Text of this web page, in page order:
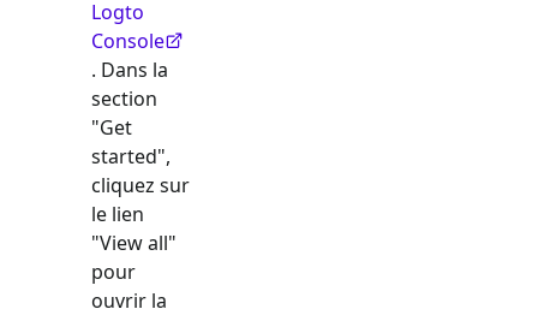
Logto
Console
. Dans la
section
"Get
started",
cliquez sur
le lien
"View all"
pour
ouvrir la